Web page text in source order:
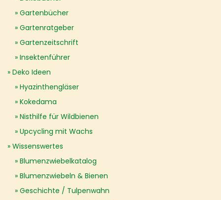
Gartenbücher
Gartenratgeber
Gartenzeitschrift
Insektenführer
Deko Ideen
Hyazinthengläser
Kokedama
Nisthilfe für Wildbienen
Upcycling mit Wachs
Wissenswertes
Blumenzwiebelkatalog
Blumenzwiebeln & Bienen
Geschichte / Tulpenwahn